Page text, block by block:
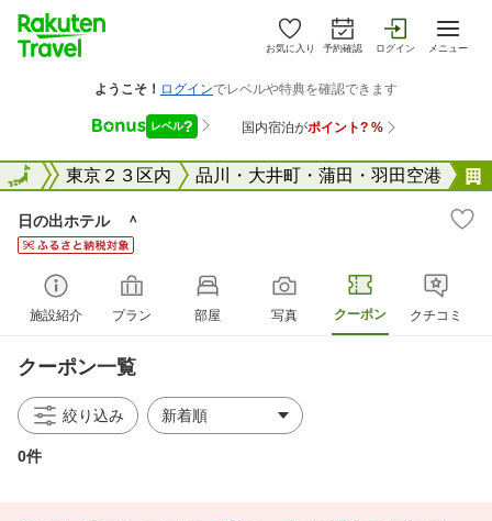
お気に入り 予約確認 ログイン メニュー
京都 東京２３区内 品川・大井町・蒲田・羽田空港
全国
日の出ホテル ＾
施設紹介 プラン 部屋 写真 クーポン クチコミ
クーポン一覧
絞り込み
0件